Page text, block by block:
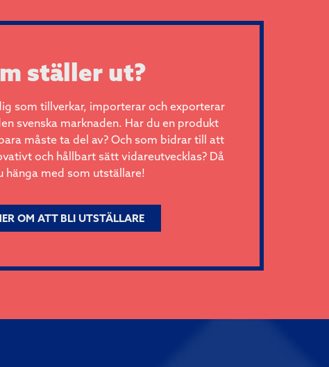
ställer ut?
som tillverkar, importerar och exporterar
svenska marknaden. Har du en produkt
måste ta del av? Och som bidrar till att
och hållbart sätt vidareutvecklas? Då
hänga med som utställare!
OM ATT BLI UTSTÄLLARE